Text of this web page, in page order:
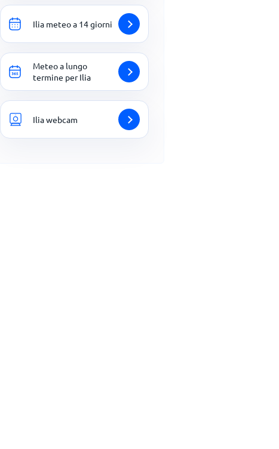
Ilia meteo a 14 giorni
Meteo a lungo
termine per Ilia
Ilia webcam